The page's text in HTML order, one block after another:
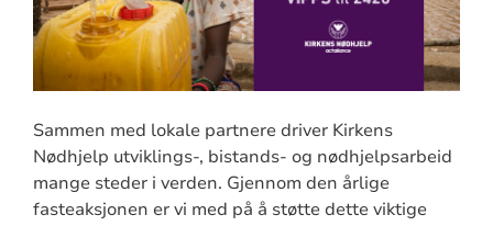
Sammen med lokale partnere driver Kirkens
Nødhjelp utviklings-, bistands- og nødhjelpsarbeid
mange steder i verden. Gjennom den årlige
fasteaksjonen er vi med på å støtte dette viktige